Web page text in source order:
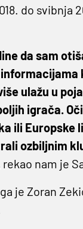
do svibnja
da sam
ulažu u
igrača.
ili
ozbiljnim
rekao nam je
je Zoran